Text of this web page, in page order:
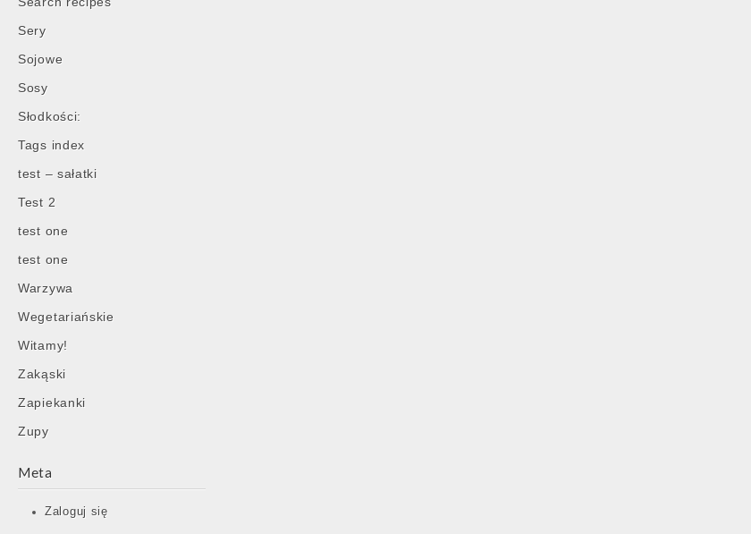
Sery
Sojowe
Sosy
Słodkości:
Tags index
test – sałatki
Test 2
test one
test one
Warzywa
Wegetariańskie
Witamy!
Zakąski
Zapiekanki
Zupy
Meta
Zaloguj się